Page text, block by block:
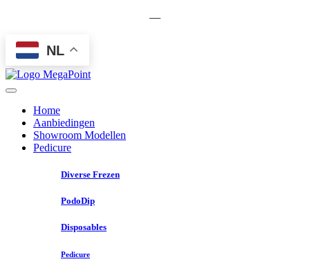
—
NL
Home
Aanbiedingen
Showroom Modellen
Pedicure
Diverse Frezen
PodoDip
Disposables
Pedicure